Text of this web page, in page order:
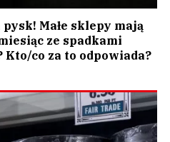
Małe sklepy mają
ze spadkami
Kto/co za to odpowiada?